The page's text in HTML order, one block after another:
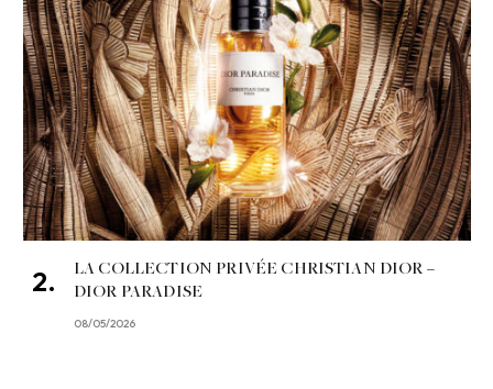
LA COLLECTION PRIVÉE CHRISTIAN DIOR –
DIOR PARADISE
08/05/2026